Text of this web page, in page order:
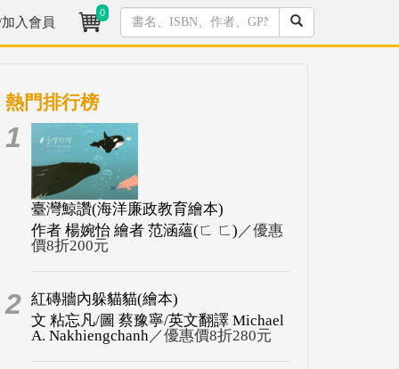
入會員
0
熱門排行榜
1
臺灣鯨讚(海洋廉政教育繪本)
作者 楊婉怡 繪者 范涵蘊(ㄈ ㄈ) ／優惠
價8折200元
2 紅磚牆內躲貓貓(繪本)
文 粘忘凡/圖 蔡豫寧/英文翻譯 Michael
A. Nakhiengchanh／優惠價8折280元